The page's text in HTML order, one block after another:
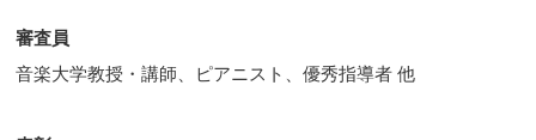
審査員
音楽大学教授・講師、ピアニスト、優秀指導者 他